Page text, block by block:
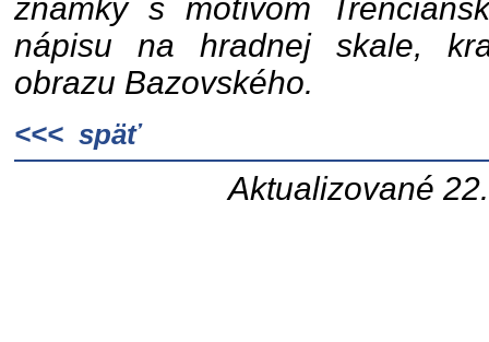
známky s motívom
nápisu na hradnej skale,
obrazu Bazovského.
<<< späť
Aktualizované